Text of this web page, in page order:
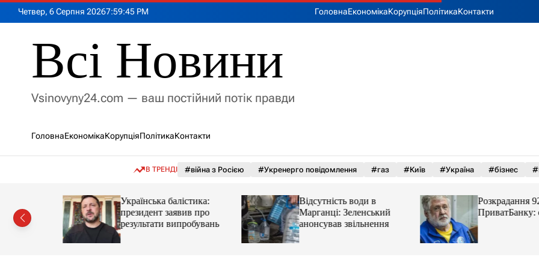
Четвер, 6 Серпня 20267:59:47 PM ГоловнаЕкономікаКорупціяПолітикаКонтакти
Всі Новини
Vsinovyny24.com — ваш постійний потік правди
ГоловнаЕкономікаКорупціяПолітикаКонтакти
В ТРЕНДІ #війна з Росією #Укренерго повідомлення #газ #Київ #Україна #бізнес
Українська балістика:
президент заявив про
результати випробувань
Відсутність води в
Марганці: Зеленський
анонсував звільнення
Розкрадання 92
ПриватБанку: